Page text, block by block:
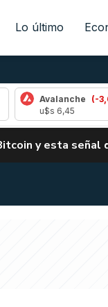
Lo último
(-3,69%)
y esta